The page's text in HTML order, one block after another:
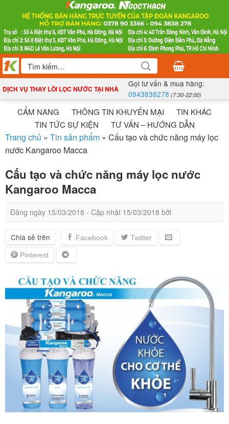
nội
dung
Tìm
kiếm:
DỊCH VỤ THAY LÕI LỌC NƯỚC TẠI NHÀ
Gọi tư vấn & mua hàng:
0943838278 (7:30-22:00)
CẨM NANG THÔNG TIN KHUYẾN MẠI
TIN KHÁC
TIN TỨC SỰ KIỆN
TƯ VẤN – HƯỚNG DẪN
Trang chủ » Tin sản phẩm » Cấu tạo và chức năng máy lọc
nước Kangaroo Macca
Cấu tạo và chức năng máy lọc nước
Kangaroo Macca
Đăng ngày 15/03/2018 - Cập nhật 15/03/2018 bởi
Chia sẻ trên